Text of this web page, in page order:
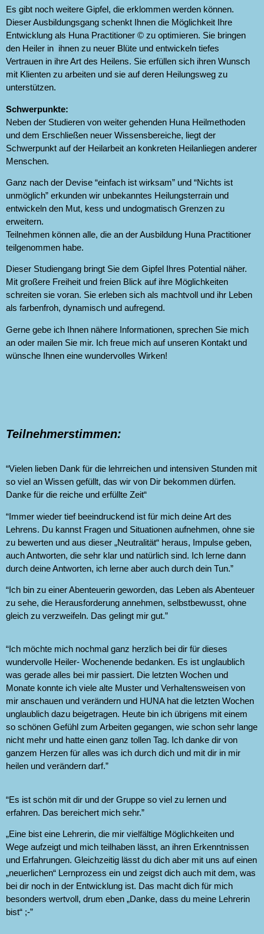
Es gibt noch weitere Gipfel, die erklommen werden können.
Dieser Ausbildungsgang schenkt Ihnen die Möglichkeit Ihre
Entwicklung als Huna Practitioner © zu optimieren. Sie bringen
den Heiler in ihnen zu neuer Blüte und entwickeln tiefes
Vertrauen in ihre Art des Heilens. Sie erfüllen sich ihren Wunsch
mit Klienten zu arbeiten und sie auf deren Heilungsweg zu
unterstützen.
Schwerpunkte:
Neben der Studieren von weiter gehenden Huna Heilmethoden
und dem Erschließen neuer Wissensbereiche, liegt der
Schwerpunkt auf der Heilarbeit an konkreten Heilanliegen anderer
Menschen.
Ganz nach der Devise “einfach ist wirksam” und “Nichts ist
unmöglich” erkunden wir unbekanntes Heilungsterrain und
entwickeln den Mut, kess und undogmatisch Grenzen zu
erweitern.
Teilnehmen können alle, die an der Ausbildung Huna Practitioner
teilgenommen habe.
Dieser Studiengang bringt Sie dem Gipfel Ihres Potential näher.
Mit großere Freiheit und freien Blick auf ihre Möglichkeiten
schreiten sie voran. Sie erleben sich als machtvoll und ihr Leben
als farbenfroh, dynamisch und aufregend.
Gerne gebe ich Ihnen nähere Informationen, sprechen Sie mich
an oder mailen Sie mir. Ich freue mich auf unseren Kontakt und
wünsche Ihnen eine wundervolles Wirken!
Teilnehmerstimmen:
“Vielen lieben Dank für die lehrreichen und intensiven Stunden mit
so viel an Wissen gefüllt, das wir von Dir bekommen dürfen.
Danke für die reiche und erfüllte Zeit“
“Immer wieder tief beeindruckend ist für mich deine Art des
Lehrens. Du kannst Fragen und Situationen aufnehmen, ohne sie
zu bewerten und aus dieser „Neutralität“ heraus, Impulse geben,
auch Antworten, die sehr klar und natürlich sind. Ich lerne dann
durch deine Antworten, ich lerne aber auch durch dein Tun.”
“Ich bin zu einer Abenteuerin geworden, das Leben als Abenteuer
zu sehe, die Herausforderung annehmen, selbstbewusst, ohne
gleich zu verzweifeln. Das gelingt mir gut.”
“Ich möchte mich nochmal ganz herzlich bei dir für dieses
wundervolle Heiler- Wochenende bedanken. Es ist unglaublich
was gerade alles bei mir passiert. Die letzten Wochen und
Monate konnte ich viele alte Muster und Verhaltensweisen von
mir anschauen und verändern und HUNA hat die letzten Wochen
unglaublich dazu beigetragen. Heute bin ich übrigens mit einem
so schönen Gefühl zum Arbeiten gegangen, wie schon sehr lange
nicht mehr und hatte einen ganz tollen Tag. Ich danke dir von
ganzem Herzen für alles was ich durch dich und mit dir in mir
heilen und verändern darf.”
“Es ist schön mit dir und der Gruppe so viel zu lernen und
erfahren. Das bereichert mich sehr.”
„Eine bist eine Lehrerin, die mir vielfältige Möglichkeiten und
Wege aufzeigt und mich teilhaben lässt, an ihren Erkenntnissen
und Erfahrungen. Gleichzeitig lässt du dich aber mit uns auf einen
„neuerlichen“ Lernprozess ein und zeigst dich auch mit dem, was
bei dir noch in der Entwicklung ist. Das macht dich für mich
besonders wertvoll, drum eben „Danke, dass du meine Lehrerin
bist“ ;-”